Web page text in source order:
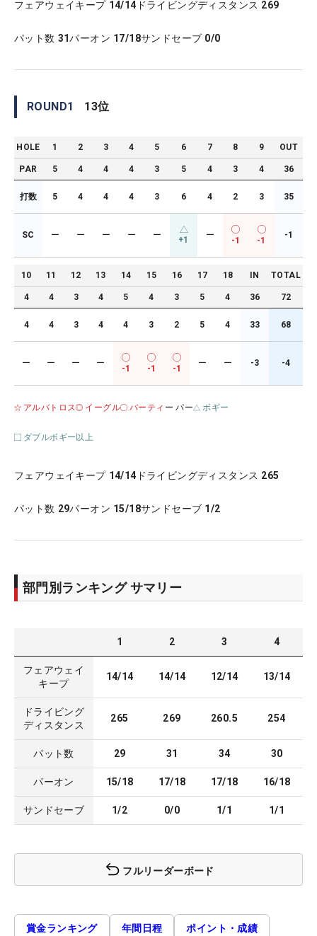
フェアウェイキープ 14/14 ドライビングディスタンス 269
パット数 31パーオン 17/18サンドセーブ 0/0
ROUND1 13位
HOLE 1 2 3 4 5 6 7 8 9 OUT
PAR 5 4 4 4 3 5 4 3 4 36
打数 5 4 4 4 3 6 4 2 3 35
SC ー ー ー ー ー +1 ー
-1 -1
-1
10 11 12 13 14 15 16 17 18 IN TOTAL
4 4 3 4 5 4 3 5 4 36 72
4 4 3 4 4 3 2 5 4 33 68
ー ー ー ー
-1 -1 -1
ー ー -3 -4
アルバトロス イーグル バーティ ー パー ボギー
ダブルボギー以上
フェアウェイキープ 14/14 ドライビングディスタンス 265
パット数 29パーオン 15/18サンドセーブ 1/2
部門別ランキング サマリー
1 2 3 4
フェアウェイ
キープ
14/14 14/14 12/14 13/14
ドライビング
ディスタンス
265 269 260.5 254
パット数 29 31 34 30
パーオン 15/18 17/18 17/18 16/18
サンドセーブ 1/2 0/0 1/1 1/1
フルリーダーボード
賞金ランキング 年間日程 ポイント・成績